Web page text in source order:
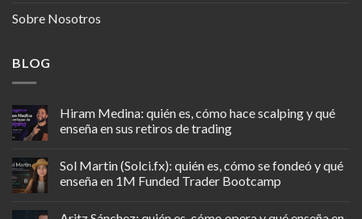
Sobre Nosotros
BLOG
Hiram Medina: quién es, cómo hace scalping y qué
enseña en sus retiros de trading
Sol Martin (Solci.fx): quién es, cómo se fondeó y qué
enseña en 1M Funded Trader Bootcamp